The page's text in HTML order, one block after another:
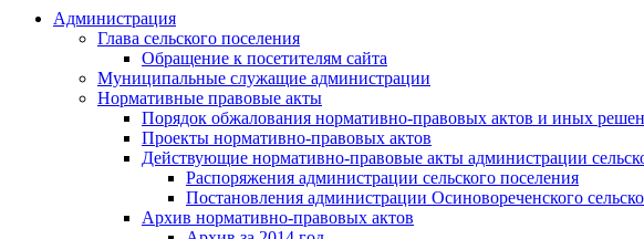
Администрация
Глава сельского поселения
Обращение к посетителям сайта
Муниципальные служащие администрации
Нормативные правовые акты
Порядок обжалования нормативно-правовых актов и иных
Проекты нормативно-правовых актов
Действующие нормативно-правовые акты администрации
Распоряжения администрации сельского поселения
Постановления администрации Осиновореченского
Архив нормативно-правовых актов